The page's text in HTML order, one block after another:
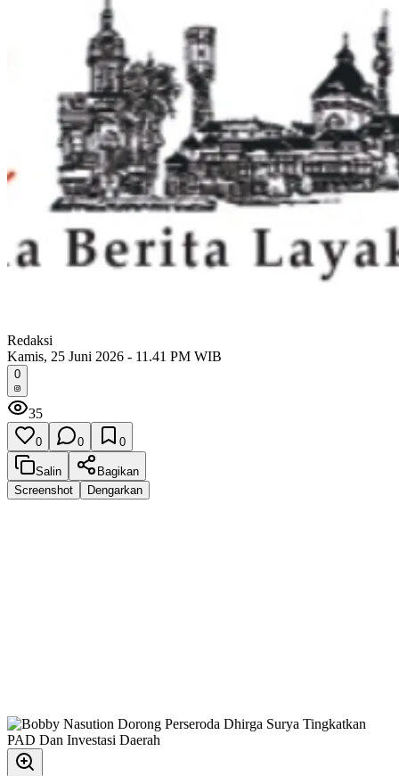
Redaksi
Kamis, 25 Juni 2026 - 11.41 PM WIB
0
35
0 0 0
Salin
Bagikan
Screenshot
Dengarkan